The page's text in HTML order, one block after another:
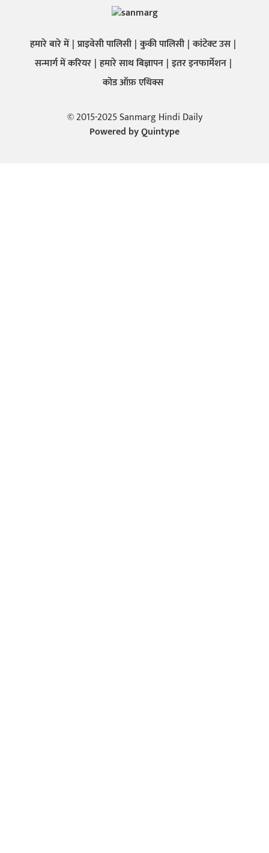
हमारे बारे में प्राइवेसी पालिसी कुकी पालिसी कांटेक्ट उस
सन्मार्ग में करियर हमारे साथ बिज्ञापन इतर इनफार्मेशन
कोड ऑफ़ एथिक्स
© 2015-2025 Sanmarg Hindi Daily
Powered byQuintype